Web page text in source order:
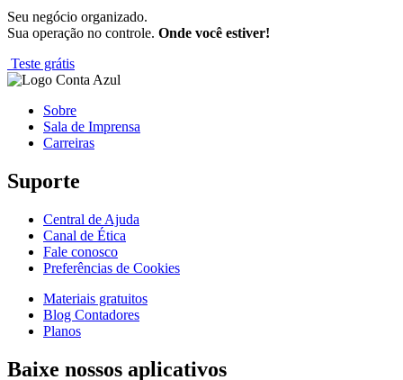
Seu negócio organizado.
Sua operação no controle. Onde você estiver!
Teste grátis
Sobre
Sala de Imprensa
Carreiras
Suporte
Central de Ajuda
Canal de Ética
Fale conosco
Preferências de Cookies
Materiais gratuitos
Blog Contadores
Planos
Baixe nossos aplicativos